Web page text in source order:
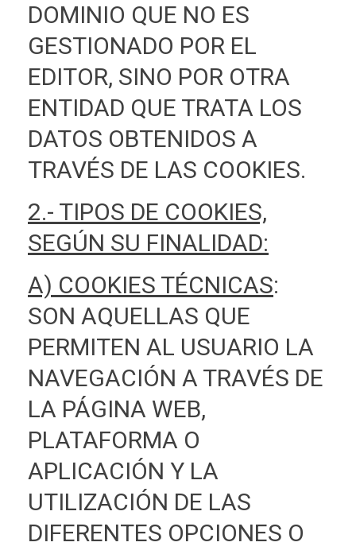
DOMINIO QUE NO ES
GESTIONADO POR EL
EDITOR, SINO POR OTRA
ENTIDAD QUE TRATA LOS
DATOS OBTENIDOS A
TRAVÉS DE LAS COOKIES.
2.- TIPOS DE COOKIES,
SEGÚN SU FINALIDAD:
A) COOKIES TÉCNICAS:
SON AQUELLAS QUE
PERMITEN AL USUARIO LA
NAVEGACIÓN A TRAVÉS DE
LA PÁGINA WEB,
PLATAFORMA O
APLICACIÓN Y LA
UTILIZACIÓN DE LAS
DIFERENTES OPCIONES O